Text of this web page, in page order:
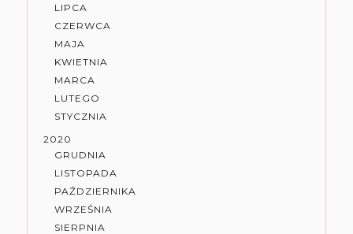
LIPCA
CZERWCA
MAJA
KWIETNIA
MARCA
LUTEGO
STYCZNIA
2020
GRUDNIA
LISTOPADA
PAŹDZIERNIKA
WRZEŚNIA
SIERPNIA